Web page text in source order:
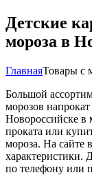
Детские
мороза в
ГлавнаяТовары с
Большой
морозов
Новороссийске в
проката или
мороза. На сайте
характеристики.
по телефону или